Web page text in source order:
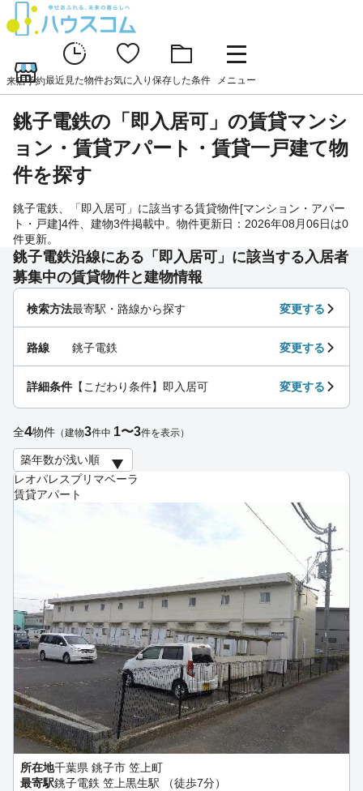
来店予約最近見た物件お気に入り 保存した条件 メニュー
銚子電鉄の「即入居可」の賃貸マンシ
ョン・賃貸アパート・賃貸一戸建て物
件を探す
銚子電鉄、「即入居可」に該当する賃貸物件[マンション・アパー
ト・戸建]4件、建物3件掲載中。物件更新日：2026年08月06日は0
件更新。
銚子電鉄沿線にある「即入居可」に該当する入居者
募集中の賃貸物件と建物情報
レオパレスプリマベーラ
賃貸アパート
所在地千葉県 銚子市 笠上町
最寄駅銚子電鉄 笠上黒生駅 （徒歩7分）
検索方法最寄駅・路線から探す 変更する
路線 銚子電鉄 変更する
詳細条件 【こだわり条件】即入居可 変更する
全4物件 （建物3件中 1〜3件を表示）